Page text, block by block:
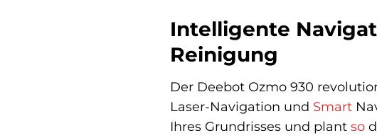
Intelligente
Reinigung
Der Deebot Ozmo 930
Laser-Navigation und Smart
Ihres Grundrisses und plant so